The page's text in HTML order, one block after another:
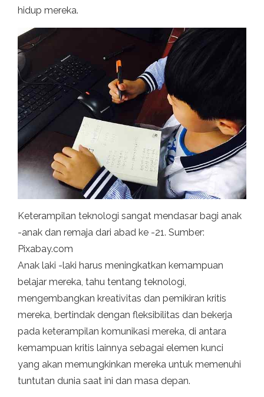
hidup mereka.
Keterampilan teknologi sangat mendasar bagi anak
-anak dan remaja dari abad ke -21. Sumber:
Pixabay.com
Anak laki -laki harus meningkatkan kemampuan
belajar mereka, tahu tentang teknologi,
mengembangkan kreativitas dan pemikiran kritis
mereka, bertindak dengan fleksibilitas dan bekerja
pada keterampilan komunikasi mereka, di antara
kemampuan kritis lainnya sebagai elemen kunci
yang akan memungkinkan mereka untuk memenuhi
tuntutan dunia saat ini dan masa depan.